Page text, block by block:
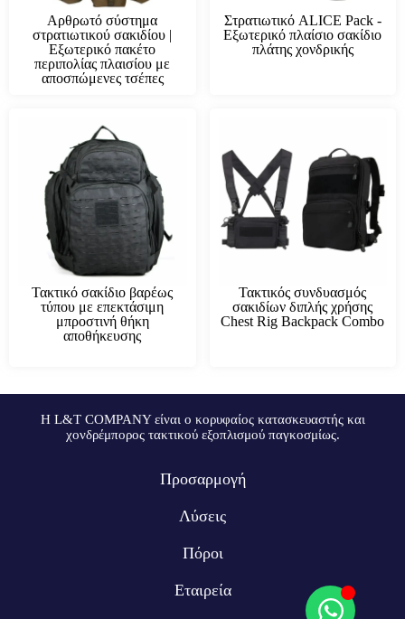
Αρθρωτό σύστημα
στρατιωτικού σακιδίου |
Εξωτερικό πακέτο
περιπολίας πλαισίου με
αποσπώμενες τσέπες
Στρατιωτικό ALICE Pack -
Εξωτερικό πλαίσιο σακίδιο
πλάτης χονδρικής
Τακτικό σακίδιο βαρέως
τύπου με επεκτάσιμη
μπροστινή θήκη
αποθήκευσης
Τακτικός συνδυασμός
σακιδίων διπλής χρήσης
Chest Rig Backpack Combo
Η L&T COMPANY είναι ο κορυφαίος κατασκευαστής και
χονδρέμπορος τακτικού εξοπλισμού παγκοσμίως.
Προσαρμογή
Λύσεις
Πόροι
Εταιρεία